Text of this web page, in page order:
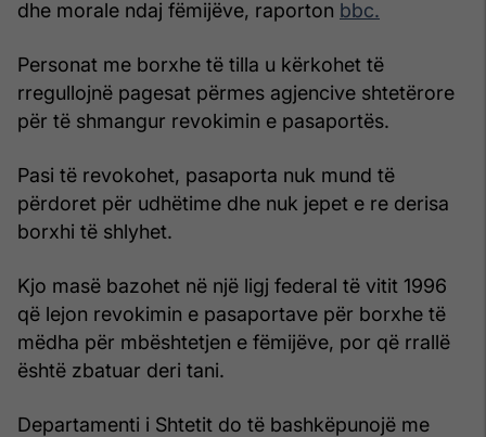
dhe morale ndaj fëmijëve, raporton bbc.
Personat me borxhe të tilla u kërkohet të
rregullojnë pagesat përmes agjencive shtetërore
për të shmangur revokimin e pasaportës.
Pasi të revokohet, pasaporta nuk mund të
përdoret për udhëtime dhe nuk jepet e re derisa
borxhi të shlyhet.
Kjo masë bazohet në një ligj federal të vitit 1996
që lejon revokimin e pasaportave për borxhe të
mëdha për mbështetjen e fëmijëve, por që rrallë
është zbatuar deri tani.
Departamenti i Shtetit do të bashkëpunojë me